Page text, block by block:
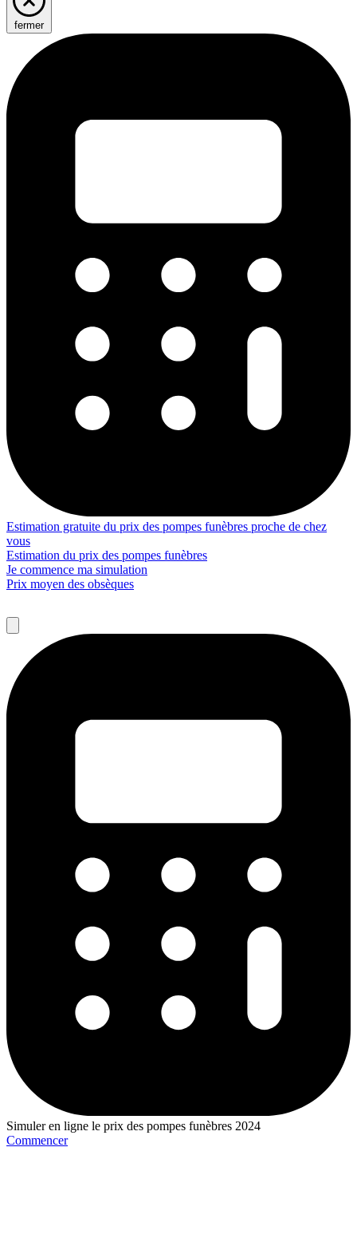
fermer
Estimation gratuite du prix des pompes funèbres proche de chez
vous
Estimation du prix des pompes funèbres
Je commence ma simulation
Prix moyen des obsèques
Simuler en ligne le prix des pompes funèbres 2024
Commencer